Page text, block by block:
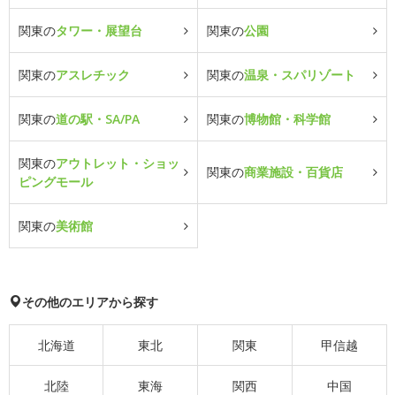
関東のタワー・展望台 関東の公園
関東のアスレチック 関東の温泉・スパリゾート
関東の道の駅・SA/PA 関東の博物館・科学館
関東のアウトレット・ショッ
ピングモール
関東の商業施設・百貨店
関東の美術館
その他のエリアから探す
北海道 東北 関東 甲信越
北陸 東海 関西 中国